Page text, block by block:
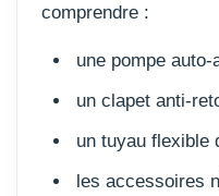
comprendre :
une pompe auto-
un clapet anti-
un tuyau flexible
les accessoires